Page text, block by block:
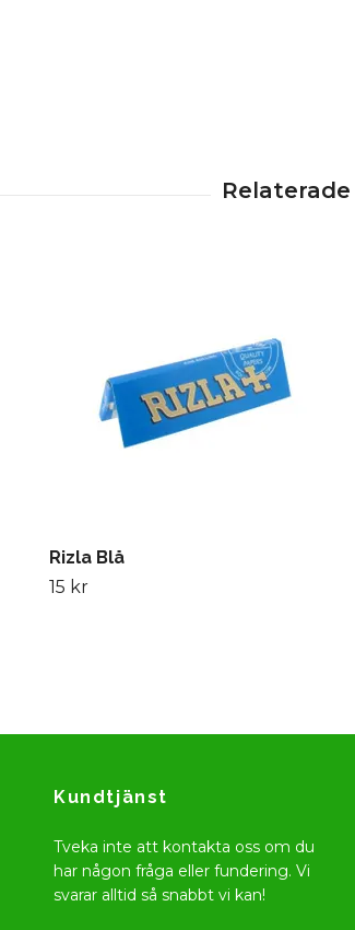
Rizla Blå
15 kr
Kundtjänst
Tveka inte att kontakta oss om du
har någon fråga eller fundering. Vi
svarar alltid så snabbt vi kan!